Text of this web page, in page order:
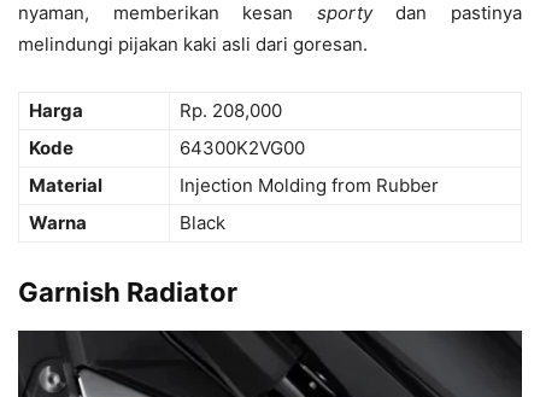
nyaman, memberikan kesan sportydan pastinya
melindungi pijakan kaki asli dari goresan.
Harga
Rp. 208,000
Kode
64300K2VG00
Material
Injection Molding from Rubber
Warna
Black
Garnish Radiator